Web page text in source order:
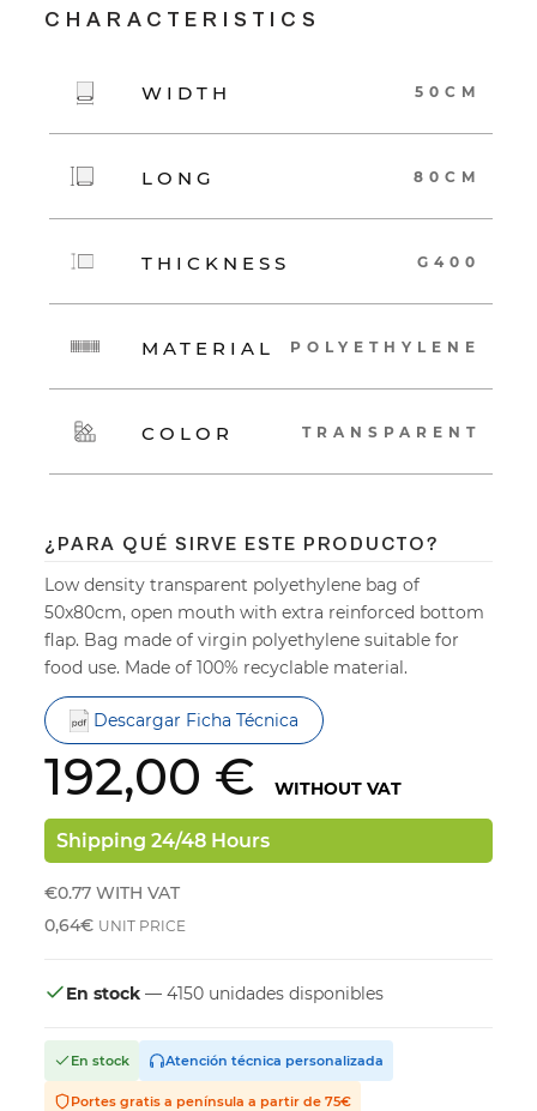
CHARACTERISTICS
WIDTH 50CM
LONG 80CM
THICKNESS G400
MATERIAL POLYETHYLENE
COLOR TRANSPARENT
¿PARA QUÉ SIRVE ESTE PRODUCTO?
Low density transparent polyethylene bag of
50x80cm, open mouth with extra reinforced bottom
flap. Bag made of virgin polyethylene suitable for
food use. Made of 100% recyclable material.
Descargar Ficha Técnica
192,00 € WITHOUT VAT
Shipping 24/48 Hours
€0.77 WITH VAT
0,64€ UNIT PRICE
En stock — 4150 unidades disponibles
En stock Atención técnica personalizada
Portes gratis a península a partir de 75€